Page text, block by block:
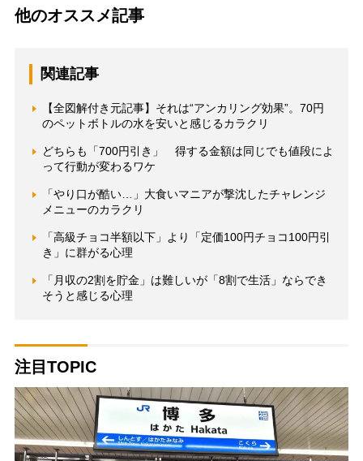
他のオススメ記事
関連記事
【全図解付き元記事】それは“アンカリング効果”。70円
のペットボトルの水を安いと感じるカラクリ
どちらも「700円引き」 得する金額は同じでも値段によ
って行動が変わるワケ
「やり口が酷い…」大食いマニアが撃沈したチャレンジ
メニューのカラクリ
「高級チョコ半額以下」より「定価100円チョコ100円引
き」に群がる心理
「月収の2割を貯金」は難しいが「8割で生活」ならでき
そうと感じる心理
注目TOPIC